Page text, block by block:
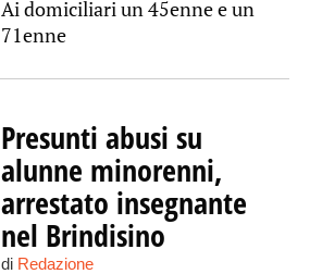
Ai domiciliari un 45enne e un
71enne
Presunti abusi su
alunne minorenni,
arrestato insegnante
nel Brindisino
di Redazione